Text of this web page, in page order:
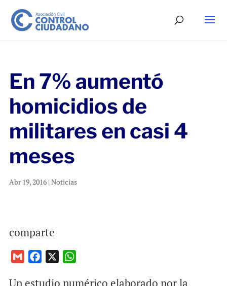
En 7% aumentó
homicidios de
militares en casi 4
meses
Abr 19, 2016| Noticias
comparte
a
c
a
Un estudio numérico elaborado por la